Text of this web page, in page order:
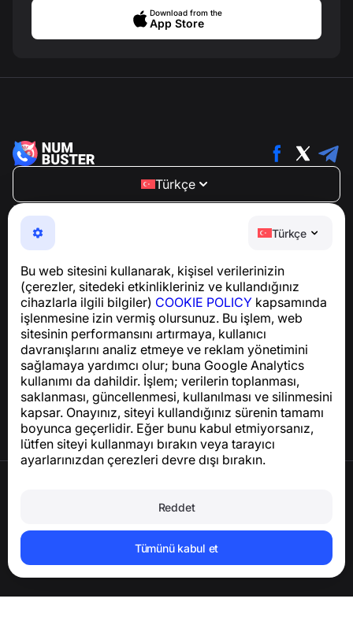
Türkçe
Bu web sitesini kullanarak, kişisel verilerinizin
(çerezler, sitedeki etkinlikleriniz ve kullandığınız
cihazlarla ilgili bilgiler) COOKIE POLICY kapsamında
işlenmesine izin vermiş olursunuz. Bu işlem, web
sitesinin performansını artırmaya, kullanıcı
davranışlarını analiz etmeye ve reklam yönetimini
sağlamaya yardımcı olur; buna Google Analytics
kullanımı da dahildir. İşlem; verilerin toplanması,
saklanması, güncellenmesi, kullanılması ve silinmesini
kapsar. Onayınız, siteyi kullandığınız sürenin tamamı
boyunca geçerlidir. Eğer bunu kabul etmiyorsanız,
lütfen siteyi kullanmayı bırakın veya tarayıcı
ayarlarınızdan çerezleri devre dışı bırakın.
Reddet
Tümünü kabul et
Download from the
App Store
Türkçe
NumBuster © 2013—2026 ·
Telefon dolandırıcılığına, spam’e ve istenmeyen
mesajlara karşı koruma sağlayan kullanımı kolay bir
GDPR uyumluluğu ile ilgili sorular için:
support@numbuster.com
Yardım Merkezi
Haberler ve Makaleler
Proje hakkında
İletişim
Hesabı ve kişisel verileri silin